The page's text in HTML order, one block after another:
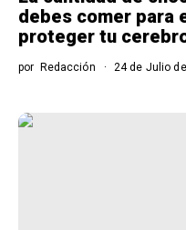
debes comer para
proteger tu
por Redacción 24 de Julio